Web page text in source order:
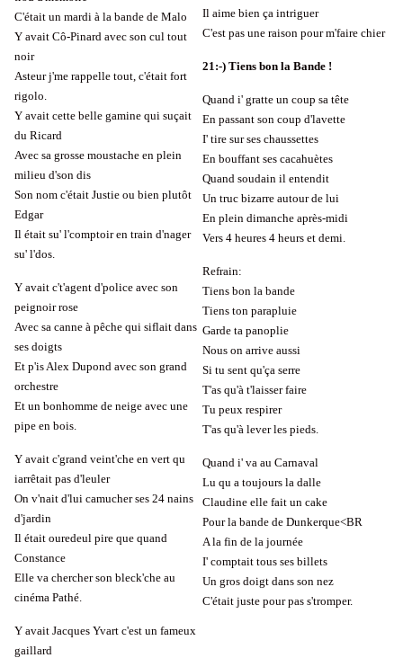
C'était un mardi à la bande de Malo
Y avait Cô-Pinard avec son cul tout
noir
Asteur j'me rappelle tout, c'était fort
rigolo.
Y avait cette belle gamine qui suçait
du Ricard
Avec sa grosse moustache en plein
milieu d'son dis
Son nom c'était Justie ou bien plutôt
Edgar
Il était su' l'comptoir en train d'nager
su' l'dos.
Y avait c't'agent d'police avec son
peignoir rose
Avec sa canne à pêche qui siflait dans
ses doigts
Et p'is Alex Dupond avec son grand
orchestre
Et un bonhomme de neige avec une
pipe en bois.
Y avait c'grand veint'che en vert qu
iarrêtait pas d'leuler
On v'nait d'lui camucher ses 24 nains
d'jardin
Il était ouredeul pire que quand
Constance
Elle va chercher son bleck'che au
cinéma Pathé.
Y avait Jacques Yvart c'est un fameux
gaillard
Il aime bien ça intriguer
C'est pas une raison pour m'faire chier
21:-) Tiens bon la Bande !
Quand i' gratte un coup sa tête
En passant son coup d'lavette
I' tire sur ses chaussettes
En bouffant ses cacahuètes
Quand soudain il entendit
Un truc bizarre autour de lui
En plein dimanche après-midi
Vers 4 heures 4 heurs et demi.
Refrain:
Tiens bon la bande
Tiens ton parapluie
Garde ta panoplie
Nous on arrive aussi
Si tu sent qu'ça serre
T'as qu'à t'laisser faire
Tu peux respirer
T'as qu'à lever les pieds.
Quand i' va au Carnaval
Lu qu a toujours la dalle
Claudine elle fait un cake
Pour la bande de Dunkerque<BR
A la fin de la journée
I' comptait tous ses billets
Un gros doigt dans son nez
C'était juste pour pas s'tromper.